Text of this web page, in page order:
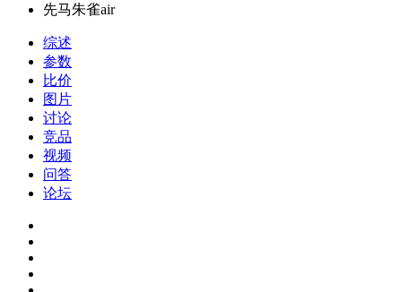
先马朱雀air
综述
参数
比价
图片
讨论
竞品
视频
问答
论坛